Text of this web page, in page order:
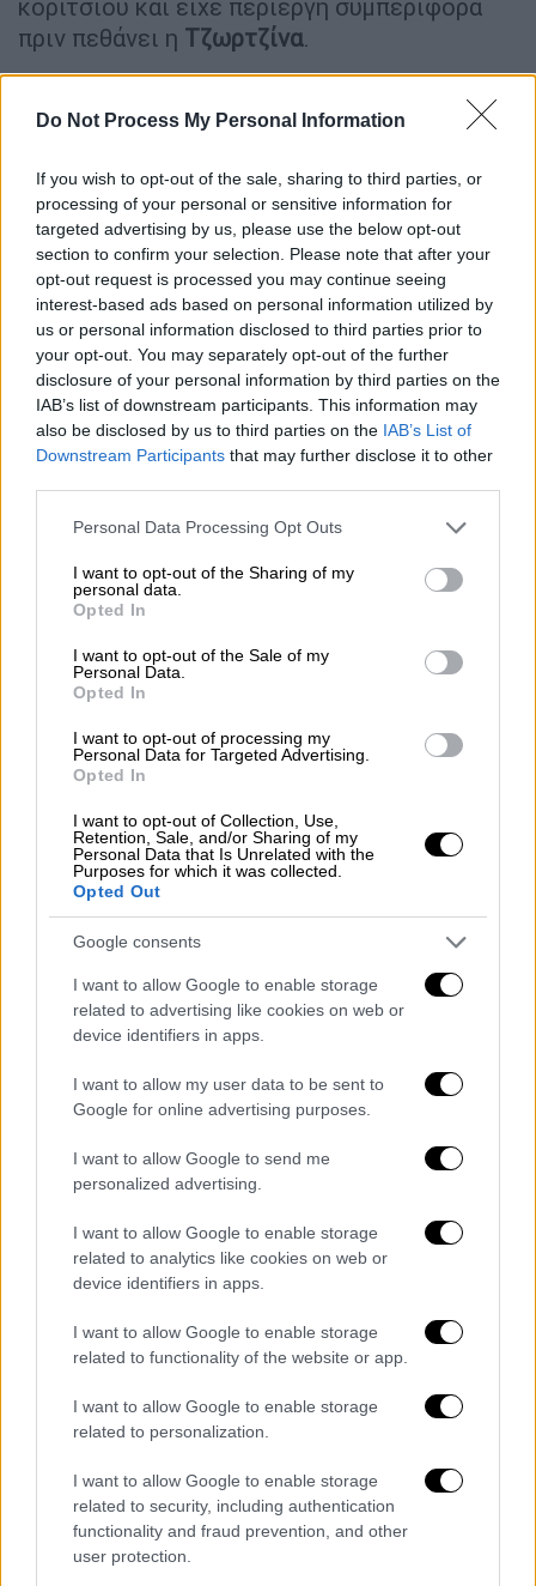
Do Not Process My Personal Information
If you wish to opt-out of the sale, sharing to third parties, or
processing of your personal or sensitive information for
targeted advertising by us, please use the below opt-out
section to confirm your selection. Please note that after your
opt-out request is processed you may continue seeing
interest-based ads based on personal information utilized by
us or personal information disclosed to third parties prior to
your opt-out. You may separately opt-out of the further
disclosure of your personal information by third parties on the
IAB’s list of downstream participants. This information may
also be disclosed by us to third parties on the IAB’s List of
Downstream Participants that may further disclose it to other
Please note that this website/app uses one or more Google
not limited to your visit or usage behaviour. You may click to
grant or deny consent to Google and its third-party tags to
use your data for below specified purposes in below Google
consent section.
Personal Data Processing Opt Outs
I want to opt-out of the Sharing of my
personal data.
Opted In
I want to opt-out of the Sale of my
Personal Data.
Opted In
I want to opt-out of processing my
Personal Data for Targeted Advertising.
Opted In
I want to opt-out of Collection, Use,
Retention, Sale, and/or Sharing of my
Personal Data that Is Unrelated with the
Purposes for which it was collected.
Opted Out
Google consents
I want to allow Google to enable storage
related to advertising like cookies on web or
device identifiers in apps.
I want to allow my user data to be sent to
Google for online advertising purposes.
I want to allow Google to send me
personalized advertising.
I want to allow Google to enable storage
related to analytics like cookies on web or
device identifiers in apps.
I want to allow Google to enable storage
related to functionality of the website or app.
I want to allow Google to enable storage
related to personalization.
I want to allow Google to enable storage
related to security, including authentication
functionality and fraud prevention, and other
user protection.
κοριτσιού και είχε περίεργη συμπεριφορά
πριν πεθάνει η Τζωρτζίνα.
όταν ηΤζωρτζίνα είχε μεταφερθεί στο
κατηγορούμενη ζήτησε από την
εφημερεύουσα γιατρό να μείνει σε
μονόκλινο δωμάτιο με την κόρη της και
ρώτησε τεχνηέντως αν υπάρχουν κάμερες
για να βεβαιωθεί, ότι δεν γίνονται
περιστατικά κλοπής.
Παράλληλα, δήλωσε ότι γνώριζε να χορηγεί
φάρμακα μέσω γαστροστομίας και γι αυτό
αποφασίστηκε να τα δίνει η ίδια στο παιδί.
προσωπικό να σταματήσει τη χορήγηση των
φαρμάκων η μητέρα.
«Το μεγάλο επεισόδιο δεν το έχει
κάνει ακόμα…»
Αίσθηση ωστόσο προκαλεί η αποκάλυψη ότι
Ρούλα Πισπιρίγκουμια ημέρα πριν
καταλήξει η κόρη της είπε στους
γιατρούς
«Αυτά τα επεισόδια που είδατε δεν είναι
κάνει ακόμα». Τα περιστατικά της
Τζωρτζίναςξεκίνησαν στις 8 Απριλίου 2021
λίγες ημέρες μετά τον θάνατο της 6 μηνών
αδελφής τηςΊριδας. «Τα επεισόδια αυτά
χαρακτηρίζονται αιφνίδια και μάλιστα σε
δύο από αυτά ενεργοποιήθηκε ο
βηματοδότης» αναφέρεται στο
Τα κρίσιμα λεπτά
Το μεσημέρι της 29ης Ιανουαρίου που έφυγε
από τη ζωή ηΤζωρτζίνα μία νοσηλεύτρα
είδε την μητέρα να πλησιάζει περπατώντας